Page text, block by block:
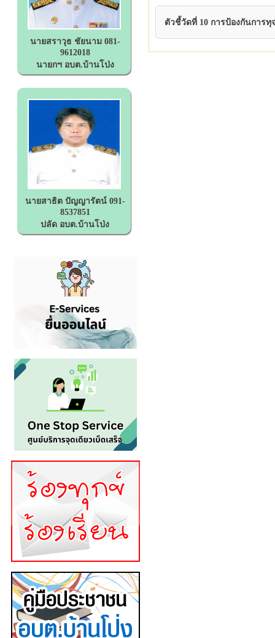
นายสราวุธ ชัยนาม 081-
9612018
นายกฯ อบต.บ้านโป่ง
นายสาธิต ปัญญารัตน์ 091-
8537851
ปลัด อบต.บ้านโป่ง
ตัวชี้วัดที่ 10 การป้องกันการทุ